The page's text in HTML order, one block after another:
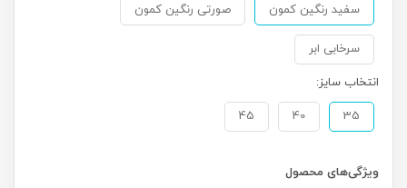
سفید رنگین کمون صورتی رنگین کمون
سرخابی ابر
انتخاب سایز:
35
40
45
ویژگی‌های محصول